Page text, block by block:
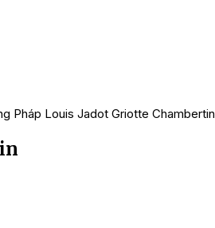
Pháp Louis Jadot Griotte Chambertin